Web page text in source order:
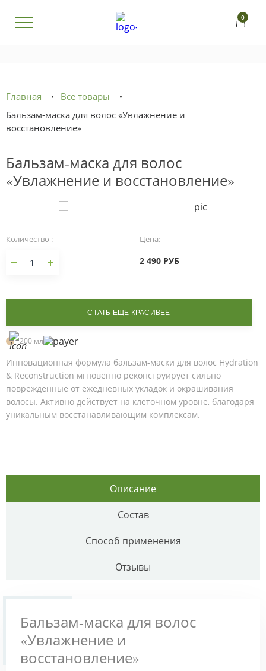
0
Главная
Все товары
Бальзам-маска для волос «Увлажнение и
восстановление»
Бальзам-маска для волос
«Увлажнение и восстановление»
Количество : Цена:
2 490 РУБ
СТАТЬ ЕЩЕ КРАСИВЕЕ
200 мл
Инновационная формула бальзам-маски для волос Hydration
& Reconstruction мгновенно реконструирует сильно
поврежденные от ежедневных укладок и окрашивания
волосы. Активно действует на клеточном уровне, благодаря
уникальным восстанавливающим комплексам.
Описание
Состав
Способ применения
Отзывы
Бальзам-маска для волос
«Увлажнение и
восстановление»